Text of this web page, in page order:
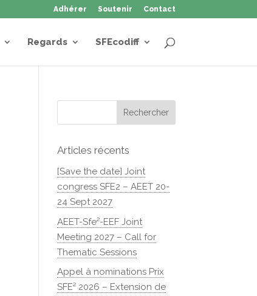
Adhérer Soutenir Contact
Regards SFEcodiff
Articles récents
[Save the date] Joint
congress SFE2 – AEET 20-
24 Sept 2027
AEET-Sfe²-EEF Joint
Meeting 2027 – Call for
Thematic Sessions
Appel à nominations Prix
SFE² 2026 – Extension de